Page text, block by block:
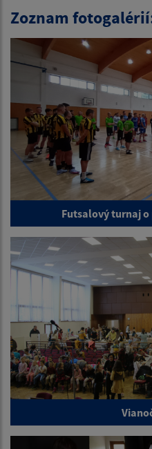
Zoznam
Futsalový turnaj